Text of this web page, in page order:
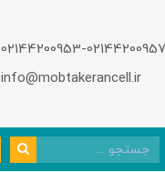
02144200953-02144200957
info@mobtakerancell.ir